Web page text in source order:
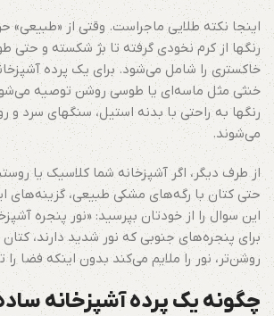
اینجا نکته طلایی ماجراست. وقتی از «طبیعی»
رنگها از کرم نخودی گرفته تا بژ شکسته و حتی
خاکستری را شامل می‌شود. برای یک پرده
خنثی مثل ماسه‌ای یا طوسی روشن توصیه
می‌شوند.
از طرف دیگر، اگر آشپزخانه شما کلاسیک یا
حتی کتان با رگه‌های مشکی طبیعی، گزینه‌های
این سوال را از خودتان بپرسید: «نور پنجره
برای پنجره‌های جنوبی که نور شدید دارند،
روشن‌تر، نور را ملایم می‌کند بدون اینکه فضا را
چگونه یک پرده آشپزخانه